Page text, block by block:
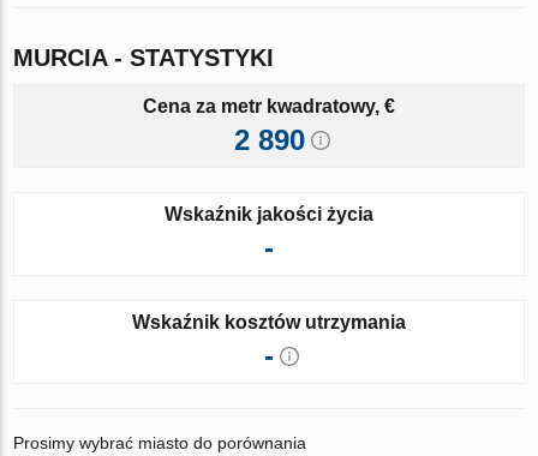
MURCIA - STATYSTYKI
Cena za metr kwadratowy, €
2 890
Wskaźnik jakości życia
-
Wskaźnik kosztów utrzymania
-
Prosimy wybrać miasto do porównania